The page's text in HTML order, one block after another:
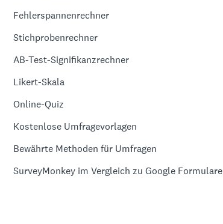
Fehlerspannenrechner
Stichprobenrechner
AB-Test-Signifikanzrechner
Likert-Skala
Online-Quiz
Kostenlose Umfragevorlagen
Bewährte Methoden für Umfragen
SurveyMonkey im Vergleich zu Google Formulare